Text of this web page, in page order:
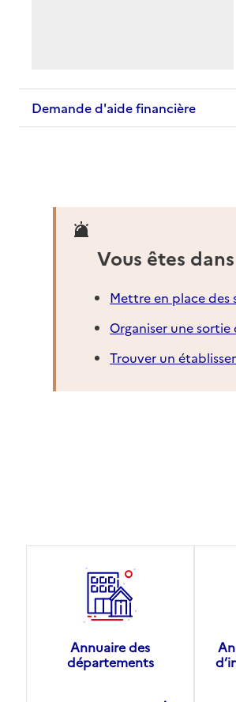
Demande d'aide financière
Vous êtes
Mettre en place des
Organiser une
Trouver un
Annuaire des
départements